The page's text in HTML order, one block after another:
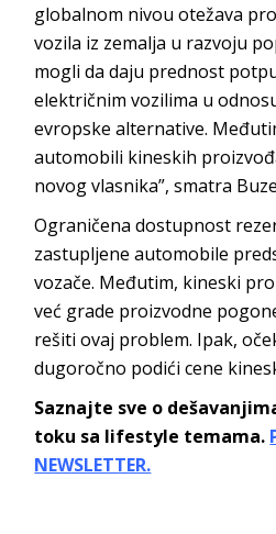
globalnom nivou otežava
vozila iz zemalja u razvoju
mogli da daju prednost
električnim vozilima u
evropske alternative.
automobili kineskih
novog vlasnika”, smatra
Ograničena dostupnost
zastupljene automobile
vozače. Međutim, kineski
već grade proizvodne
rešiti ovaj problem. Ipak,
dugoročno podići cene
Saznajte sve o
toku sa lifestyle temama.
NEWSLETTER.